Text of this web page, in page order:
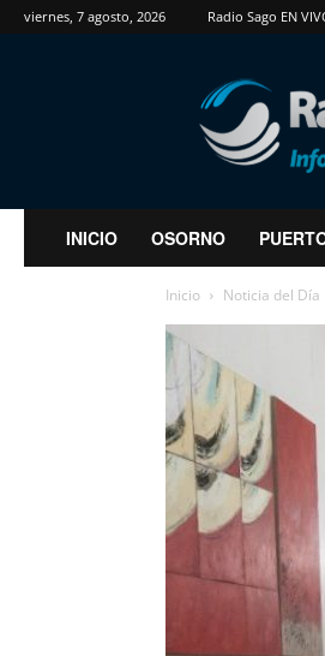
viernes, 7 agosto, 2026 Radio Sago EN
RadioSago
INICIO OSORNO
Inicio Noticia del Día